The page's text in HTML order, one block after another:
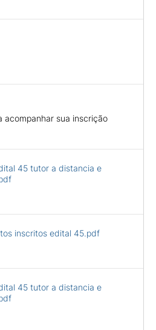
acompanhar sua inscrição
45 tutor a distancia e
inscritos edital 45.pdf
45 tutor a distancia e